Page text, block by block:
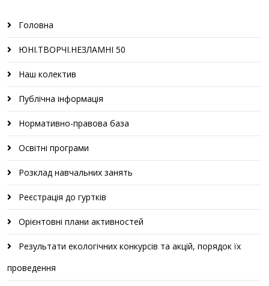
Головна
ЮНІ.ТВОРЧІ.НЕЗЛАМНІ 50
Наш колектив
Публічна інформація
Нормативно-правова база
Освітні програми
Розклад навчальних занять
Реєстрація до гуртків
Орієнтовні плани активностей
Результати екологічних конкурсів та акцій, порядок їх
проведення